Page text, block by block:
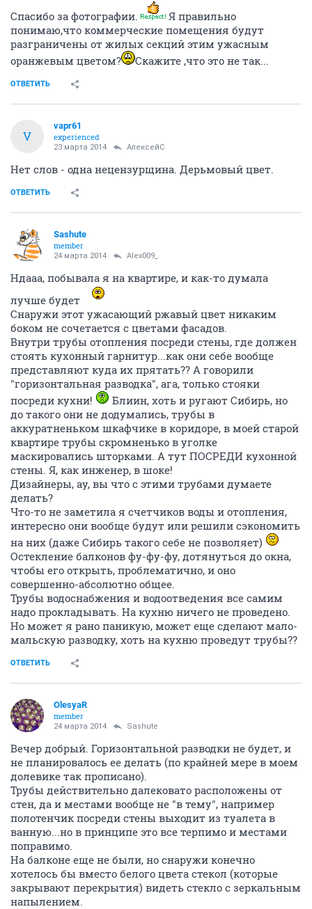
Спасибо за фотографии.
Я правильно
понимаю,что коммерческие помещения будут
разграничены от жилых секций этим ужасным
оранжевым цветом?
Скажите ,что это не так...
ОТВЕТИТЬ
V
vapr61
experienced
23 марта 2014 АлексейС
Нет слов - одна нецензурщина. Дерьмовый цвет.
ОТВЕТИТЬ
Sashute
member
24 марта 2014 Alex009_
Ндааа, побывала я на квартире, и как-то думала
лучше будет
Снаружи этот ужасающий ржавый цвет никаким
боком не сочетается с цветами фасадов.
Внутри трубы отопления посреди стены, где должен
стоять кухонный гарнитур...как они себе вообще
представляют куда их прятать?? А говорили
"горизонтальная разводка", ага, только стояки
посреди кухни!
Блиин, хоть и ругают Сибирь, но
до такого они не додумались, трубы в
аккуратненьком шкафчике в коридоре, в моей старой
квартире трубы скромненько в уголке
маскировались шторками. А тут ПОСРЕДИ кухонной
стены. Я, как инженер, в шоке!
Дизайнеры, ау, вы что с этими трубами думаете
делать?
Что-то не заметила я счетчиков воды и отопления,
интересно они вообще будут или решили сэкономить
на них (даже Сибирь такого себе не позволяет)
Остекление балконов фу-фу-фу, дотянуться до окна,
чтобы его открыть, проблематично, и оно
совершенно-абсолютно общее.
Трубы водоснабжения и водоотведения все самим
надо прокладывать. На кухню ничего не проведено.
Но может я рано паникую, может еще сделают мало-
мальскую разводку, хоть на кухню проведут трубы??
ОТВЕТИТЬ
OlesyaR
member
24 марта 2014 Sashute
Вечер добрый. Горизонтальной разводки не будет, и
не планировалось ее делать (по крайней мере в моем
долевике так прописано).
Трубы действительно далековато расположены от
стен, да и местами вообще не "в тему", например
полотенчик посреди стены выходит из туалета в
ванную...но в принципе это все терпимо и местами
поправимо.
На балконе еще не были, но снаружи конечно
хотелось бы вместо белого цвета стекол (которые
закрывают перекрытия) видеть стекло с зеркальным
напылением.